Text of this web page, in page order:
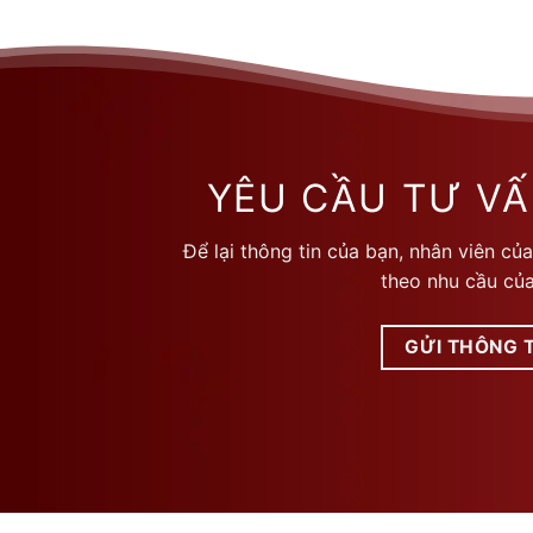
Các
có
chọn
trên
sản
phẩm
YÊU CẦU TƯ
Để lại thông tin của bạn, nhân viên
theo nhu cầu
GỬI THÔNG